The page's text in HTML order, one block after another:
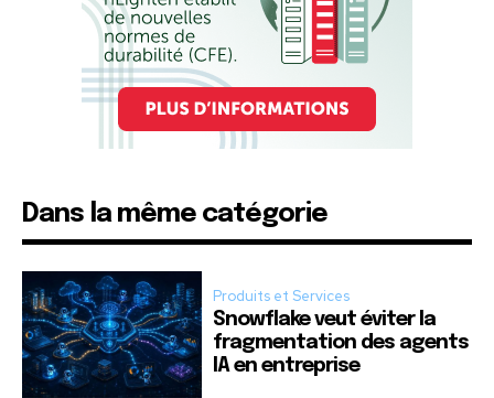
Dans la même catégorie
Produits et Services
Snowflake veut éviter la
fragmentation des agents
IA en entreprise